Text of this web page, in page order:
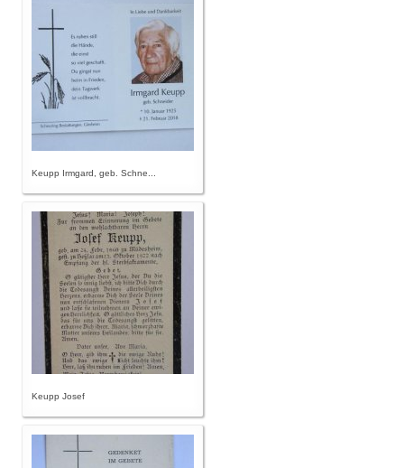
Keupp Irmgard, geb. Schne...
Keupp Josef